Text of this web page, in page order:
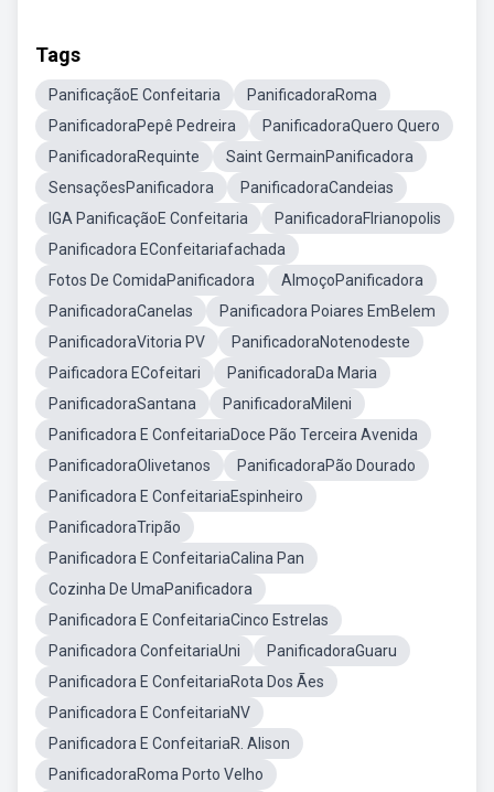
Tags
PanificaçãoE Confeitaria
PanificadoraRoma
PanificadoraPepê Pedreira
PanificadoraQuero Quero
PanificadoraRequinte
Saint GermainPanificadora
SensaçõesPanificadora
PanificadoraCandeias
IGA PanificaçãoE Confeitaria
PanificadoraFlrianopolis
Panificadora EConfeitariafachada
Fotos De ComidaPanificadora
AlmoçoPanificadora
PanificadoraCanelas
Panificadora Poiares EmBelem
PanificadoraVitoria PV
PanificadoraNotenodeste
Paificadora ECofeitari
PanificadoraDa Maria
PanificadoraSantana
PanificadoraMileni
Panificadora E ConfeitariaDoce Pão Terceira Avenida
PanificadoraOlivetanos
PanificadoraPão Dourado
Panificadora E ConfeitariaEspinheiro
PanificadoraTripão
Panificadora E ConfeitariaCalina Pan
Cozinha De UmaPanificadora
Panificadora E ConfeitariaCinco Estrelas
Panificadora ConfeitariaUni
PanificadoraGuaru
Panificadora E ConfeitariaRota Dos Ães
Panificadora E ConfeitariaNV
Panificadora E ConfeitariaR. Alison
PanificadoraRoma Porto Velho